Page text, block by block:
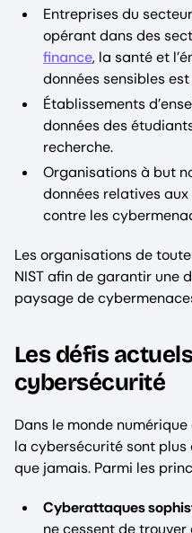
Entreprises du
opérant dans des
finance, la santé et
données sensibles
Établissements
données des
recherche.
Organisations à but
données relatives
contre les
Les organisations de
NIST afin de garantir une
paysage de
Les défis
cybersécurité
Dans le monde numérique
la cybersécurité sont
que jamais. Parmi les
Cyberattaques
ne cessent de